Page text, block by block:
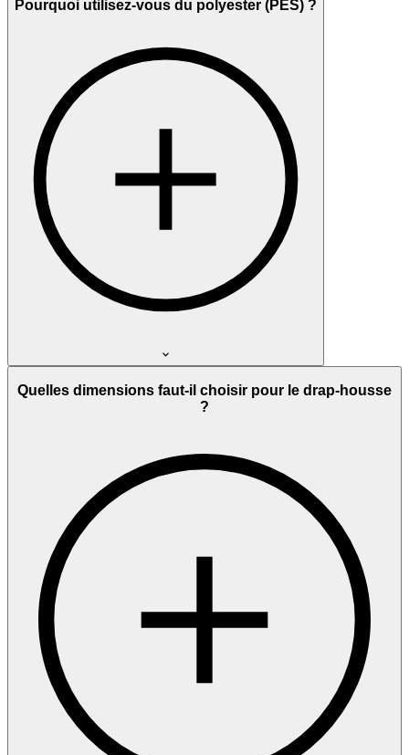
Pourquoi utilisez-vous du polyester (PES) ?
Quelles dimensions faut-il choisir pour le drap-housse
?